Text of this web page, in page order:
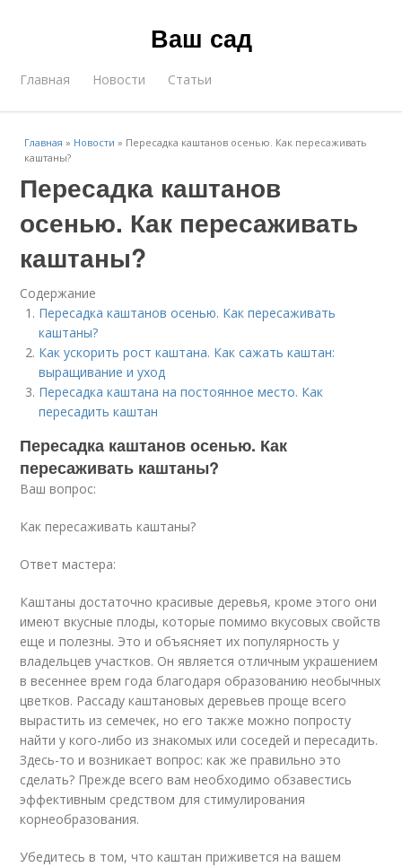
Ваш сад
Главная Новости Статьи
Главная » Новости » Пересадка каштанов осенью. Как пересаживать
каштаны?
Пересадка каштанов
осенью. Как пересаживать
каштаны?
Содержание
Пересадка каштанов осенью. Как пересаживать
каштаны?
Как ускорить рост каштана. Как сажать каштан:
выращивание и уход
Пересадка каштана на постоянное место. Как
пересадить каштан
Пересадка каштанов осенью. Как
пересаживать каштаны?
Ваш вопрос:
Как пересаживать каштаны?
Ответ мастера:
Каштаны достаточно красивые деревья, кроме этого они
имеют вкусные плоды, которые помимо вкусовых свойств
еще и полезны. Это и объясняет их популярность у
владельцев участков. Он является отличным украшением
в весеннее врем года благодаря образованию необычных
цветков. Рассаду каштановых деревьев проще всего
вырастить из семечек, но его также можно попросту
найти у кого-либо из знакомых или соседей и пересадить.
Здесь-то и возникает вопрос: как же правильно это
сделать? Прежде всего вам необходимо обзавестись
эффективным средством для стимулирования
корнеобразования.
Убедитесь в том, что каштан приживется на вашем